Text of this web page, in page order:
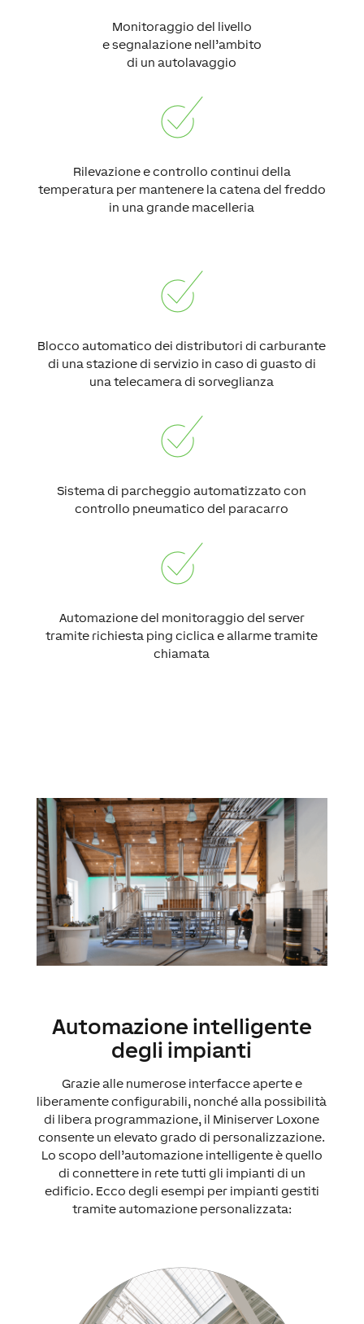
Monitoraggio del livello
e segnalazione nell’ambito
di un autolavaggio
Rilevazione e controllo continui della
temperatura per mantenere la catena del freddo
in una grande macelleria
Blocco automatico dei distributori di carburante
di una stazione di servizio in caso di guasto di
una telecamera di sorveglianza
Sistema di parcheggio automatizzato con
controllo pneumatico del paracarro
Automazione del monitoraggio del server
tramite richiesta ping ciclica e allarme tramite
chiamata
Automazione intelligente
degli impianti
Grazie alle numerose interfacce aperte e
liberamente configurabili, nonché alla possibilità
di libera programmazione, il Miniserver Loxone
consente un elevato grado di personalizzazione.
Lo scopo dell’automazione intelligente è quello
di connettere in rete tutti gli impianti di un
edificio. Ecco degli esempi per impianti gestiti
tramite automazione personalizzata: